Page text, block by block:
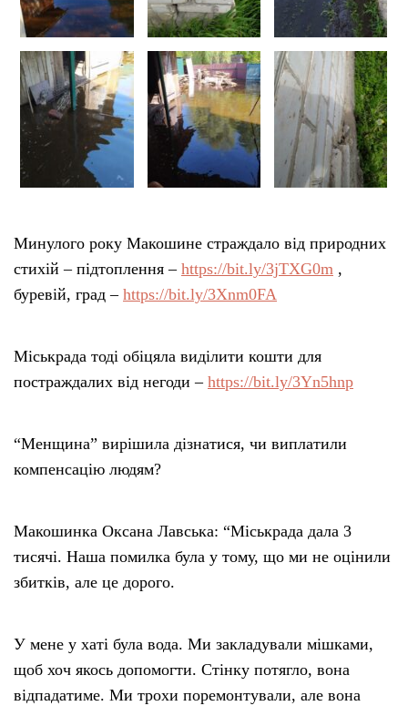
Минулого року Макошине страждало від природних
стихій – підтоплення – https://bit.ly/3jTXG0m ,
буревій, град – https://bit.ly/3Xnm0FA
Міськрада тоді обіцяла виділити кошти для
постраждалих від негоди – https://bit.ly/3Yn5hnp
“Менщина” вирішила дізнатися, чи виплатили
компенсацію людям?
Макошинка Оксана Лавська: “Міськрада дала 3
тисячі. Наша помилка була у тому, що ми не оцінили
збитків, але це дорого.
У мене у хаті була вода. Ми закладували мішками,
щоб хоч якось допомогти. Стінку потягло, вона
відпадатиме. Ми трохи поремонтували, але вона